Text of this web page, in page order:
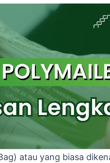
atau yang biasa